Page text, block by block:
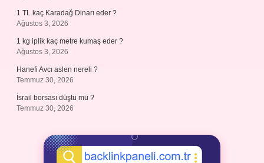
1 TL kaç Karadağ Dinarı eder ?
Ağustos 3, 2026
1 kg iplik kaç metre kumaş eder ?
Ağustos 3, 2026
Hanefi Avcı aslen nereli ?
Temmuz 30, 2026
İsrail borsası düştü mü ?
Temmuz 30, 2026